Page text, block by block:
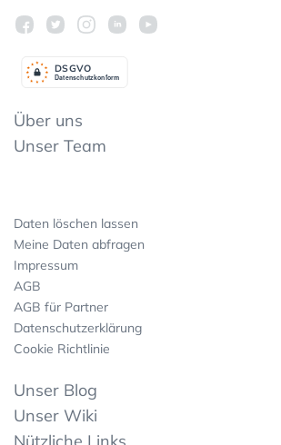
Datenschutzkonform
DSGVO
Über uns
Unser Team
Daten löschen lassen
Meine Daten abfragen
Impressum
AGB
AGB für Partner
Datenschutzerklärung
Cookie Richtlinie
Unser Blog
Unser Wiki